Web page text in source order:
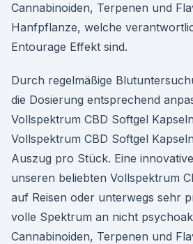
Cannabinoiden, Terpenen und
Hanfpflanze, welche
Entourage Effekt sind.
Durch regelmäßige
die Dosierung entsprechend
Vollspektrum CBD Softgel
Vollspektrum CBD Softgel
Auszug pro Stück. Eine
unseren beliebten Vollspektrum
auf Reisen oder unterwegs sehr
volle Spektrum an nicht
Cannabinoiden, Terpenen und